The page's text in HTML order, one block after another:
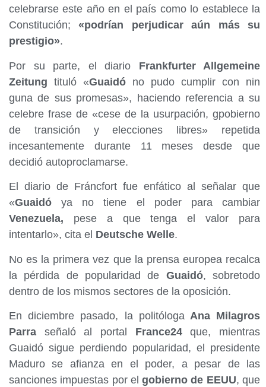
celebrarse este año en el país como lo establece la
Constitución; «podrían perjudicar aún más su
prestigio».
Por su parte, el diario Frankfurter Allgemeine
Zeitung tituló «Guaidó no pudo cumplir con nin
guna de sus promesas», haciendo referencia a su
celebre frase de «cese de la usurpación, gpobierno
de transición y elecciones libres» repetida
incesantemente durante 11 meses desde que
decidió autoproclamarse.
El diario de Fráncfort fue enfático al señalar que
«Guaidó ya no tiene el poder para cambiar
Venezuela, pese a que tenga el valor para
intentarlo», cita el Deutsche Welle.
No es la primera vez que la prensa europea recalca
la pérdida de popularidad de Guaidó, sobretodo
dentro de los mismos sectores de la oposición.
En diciembre pasado, la politólogaAna Milagros
Parra señaló al portal France24que, mientras
Guaidó sigue perdiendo popularidad, el presidente
Maduro se afianza en el poder, a pesar de las
sanciones impuestas por elgobierno de EEUU, que